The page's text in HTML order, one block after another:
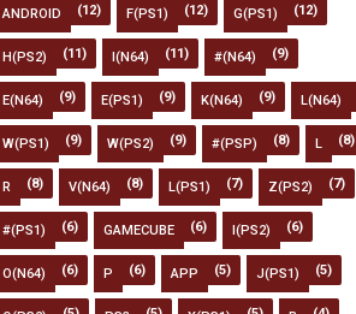
ANDROID (12) F(PS1) (12) G(PS1) (12)
H(PS2) (11) I(N64) (11) #(N64) (9)
E(N64) (9) E(PS1) (9) K(N64) (9) L(N64)
W(PS1) (9) W(PS2) (9) #(PSP) (8) L (8)
R (8) V(N64) (8) L(PS1) (7) Z(PS2) (7)
#(PS1) (6) GAMECUBE (6) I(PS2) (6)
O(N64) (6) P (6) APP (5) J(PS1) (5)